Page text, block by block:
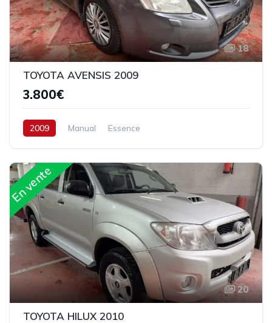
18
TOYOTA AVENSIS 2009
3.800€
2009 Manual Essence
En vente
20
TOYOTA HILUX 2010